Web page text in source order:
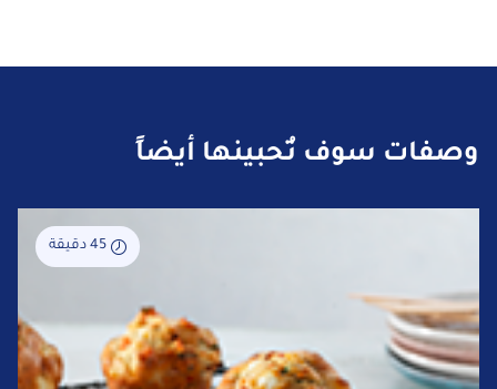
وصفات سوف تُحبينها أيضاً
45 دقيقة